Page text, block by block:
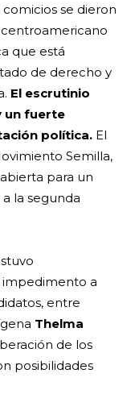
comicios se dieron
que está
de derecho y
El escrutinio
un fuerte
política. El
Semilla,
para un
la segunda
a
entre
Thelma
de los
posibilidades